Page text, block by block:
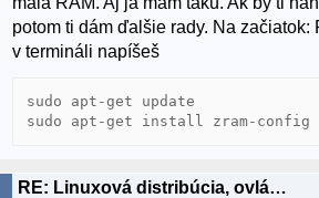
potom ti dám ďalšie rady. Na začiatok:
v termináli napíšeš
sudo apt-get update
sudo apt-get install zram-config
RE: Linuxová distribúcia, ovládače...